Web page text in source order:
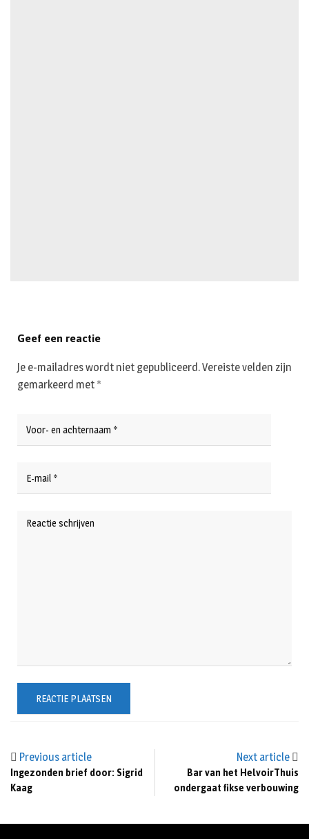
Previous article
Ingezonden brief door: Sigrid
Kaag
Next article
Bar van het HelvoirThuis
ondergaat fikse verbouwing
Geef een reactie
Je e-mailadres wordt niet gepubliceerd.Vereiste velden zijn
gemarkeerd met *